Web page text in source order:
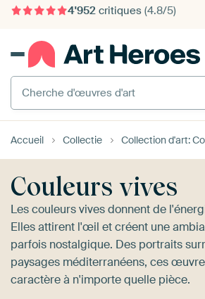
4'952critiques (4.8/5)
375'000+ murs vides remplis
Cherche d'œuvres d'art
Accueil Collectie Collection d'art:
Couleurs vives
Les couleurs vives donnent de
Elles attirent l'œil et créent une
parfois nostalgique. Des portraits
paysages méditerranéens, ces
caractère à n'importe quelle pièce.